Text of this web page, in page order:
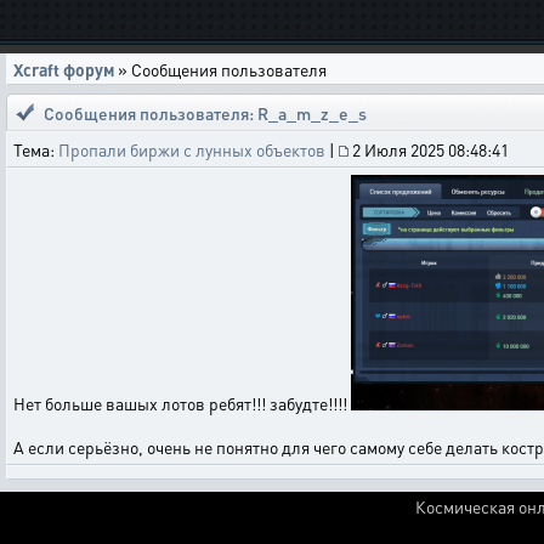
Xcraft форум » Сообщения пользователя
Сообщения пользователя: R_a_m_z_e_s
Тема: Пропали биржи с лунных объектов | 2 Июля 2025 08:48:41
Нет больше вашых лотов ребят!!! забудте!!!!
А если серьёзно, очень не понятно для чего самому себе делать
Космическая